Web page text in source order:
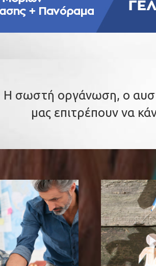
Η σωστή οργάνωση, ο
μας επιτρέπουν να